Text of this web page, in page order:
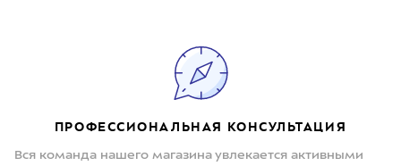
ПРОФЕССИОНАЛЬНАЯ КОНСУЛЬТАЦИЯ
Вся команда нашего магазина увлекается активными